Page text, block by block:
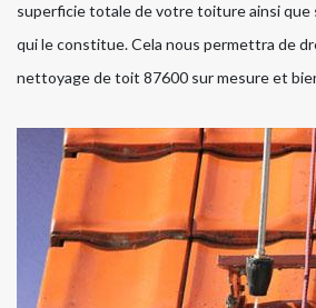
superficie totale de votre toiture ainsi que
qui le constitue. Cela nous permettra de
nettoyage de toit 87600 sur mesure et